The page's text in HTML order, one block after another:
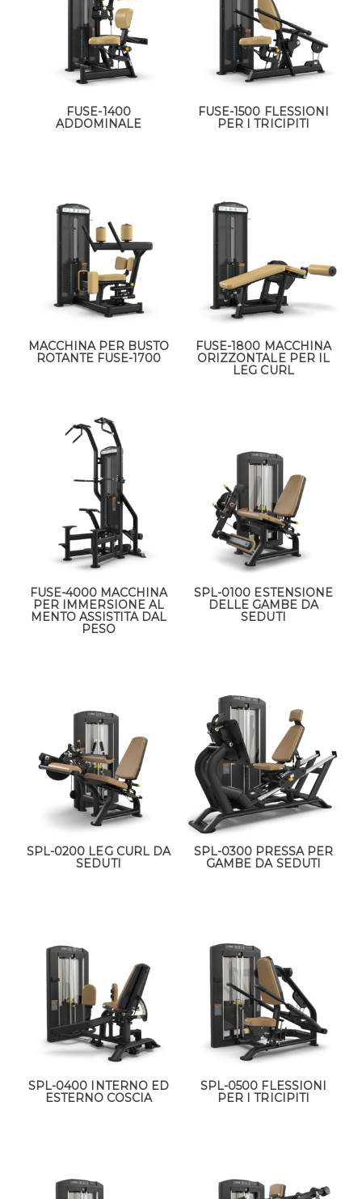
FUSE-1400
ADDOMINALE
FUSE-1500 FLESSIONI
PER I TRICIPITI
MACCHINA PER BUSTO
ROTANTE FUSE-1700
FUSE-1800 MACCHINA
ORIZZONTALE PER IL
LEG CURL
FUSE-4000 MACCHINA
PER IMMERSIONE AL
MENTO ASSISTITA DAL
PESO
SPL-0100 ESTENSIONE
DELLE GAMBE DA
SEDUTI
SPL-0200 LEG CURL DA
SEDUTI
SPL-0300 PRESSA PER
GAMBE DA SEDUTI
SPL-0400 INTERNO ED
ESTERNO COSCIA
SPL-0500 FLESSIONI
PER I TRICIPITI